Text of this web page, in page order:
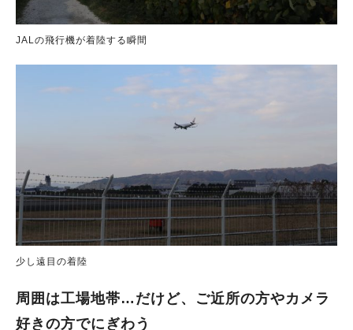
JALの飛行機が着陸する瞬間
少し遠目の着陸
周囲は工場地帯…だけど、ご近所の方やカメラ
好きの方でにぎわう